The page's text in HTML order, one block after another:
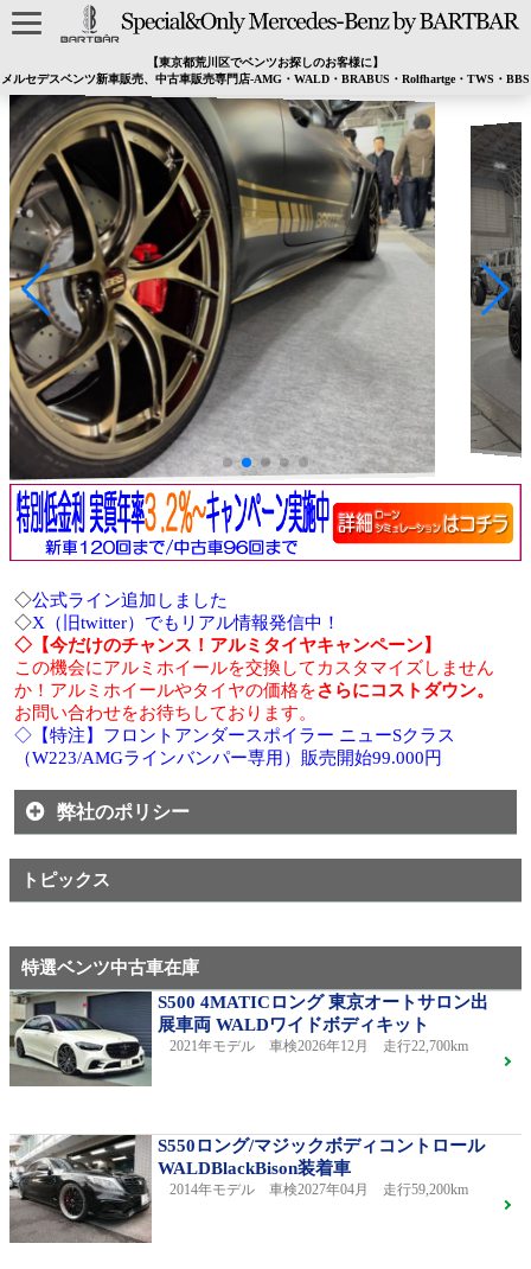
【東京都荒川区でベンツお探しのお客様に】
メルセデスベンツ新車販売、中古車販売専門店-AMG・WALD・BRABUS・Rolfhartge・TWS・BBS
◇公式ライン追加しました
◇X（旧twitter）でもリアル情報発信中！
◇【今だけのチャンス！アルミタイヤキャンペーン】
この機会にアルミホイールを交換してカスタマイズしません
か！アルミホイールやタイヤの価格をさらにコストダウン。
お問い合わせをお待ちしております。
◇【特注】フロントアンダースポイラー ニューSクラス
（W223/AMGラインバンパー専用）販売開始99.000円
弊社のポリシー
トピックス
特選ベンツ中古車在庫
S500 4MATICロング 東京オートサロン出
展車両 WALDワイドボディキット
2021年モデル 車検2026年12月 走行22,700km
S550ロング/マジックボディコントロール
WALDBlackBison装着車
2014年モデル 車検2027年04月 走行59,200km